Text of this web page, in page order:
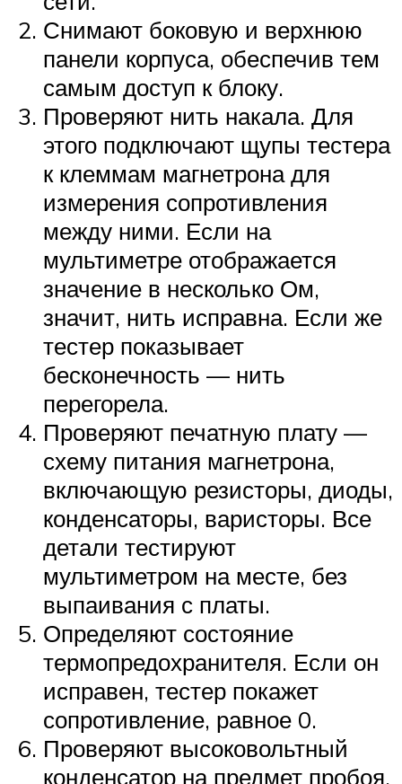
Снимают боковую и верхнюю
панели корпуса, обеспечив тем
самым доступ к блоку.
Проверяют нить накала. Для
этого подключают щупы тестера
к клеммам магнетрона для
измерения сопротивления
между ними. Если на
мультиметре отображается
значение в несколько Ом,
значит, нить исправна. Если же
тестер показывает
бесконечность — нить
перегорела.
Проверяют печатную плату —
схему питания магнетрона,
включающую резисторы, диоды,
конденсаторы, варисторы. Все
детали тестируют
мультиметром на месте, без
выпаивания с платы.
Определяют состояние
термопредохранителя. Если он
исправен, тестер покажет
сопротивление, равное 0.
Проверяют высоковольтный
конденсатор на предмет пробоя.